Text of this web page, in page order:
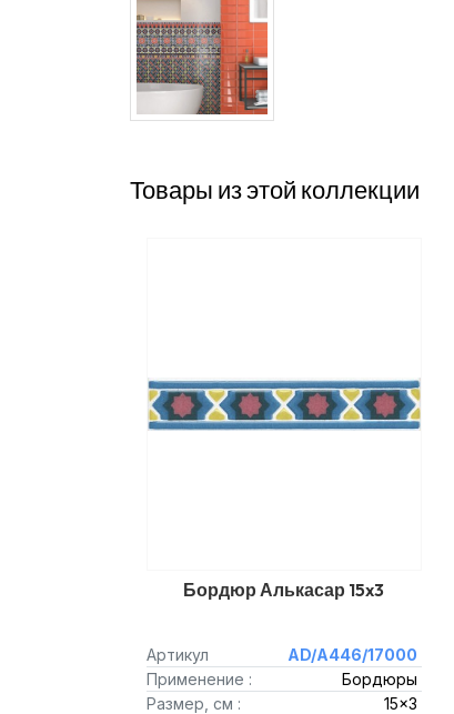
Товары из этой коллекции
Бордюр Алькасар 15x3
Артикул
AD/A446/17000
Применение :
Бордюры
Размер, см :
15x3